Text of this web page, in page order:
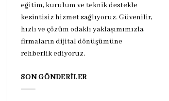
eğitim, kurulum ve teknik destekle
kesintisiz hizmet sağlıyoruz. Güvenilir,
hızlı ve çözüm odaklı yaklaşımımızla
firmaların dijital dönüşümüne
rehberlik ediyoruz.
SON GÖNDERILER